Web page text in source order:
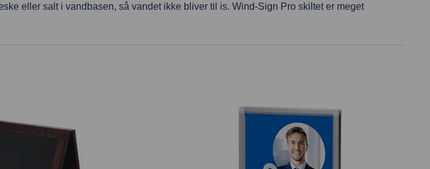
eller salt i vandbasen, så vandet ikke bliver til is. Wind-Sign Pro skiltet er meget